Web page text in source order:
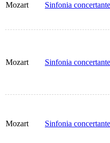
Mozart Sinfonia
Mozart Sinfonia
Mozart Sinfonia